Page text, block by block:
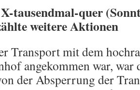
tausendmal-quer
weitere Aktionen
Transport mit dem
angekommen war,
der Absperrung der